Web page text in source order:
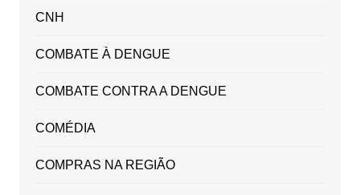
CNH
COMBATE À DENGUE
COMBATE CONTRA A DENGUE
COMÉDIA
COMPRAS NA REGIÃO